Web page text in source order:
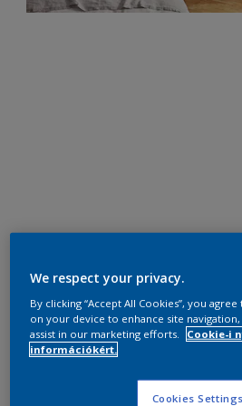
We respect your privacy.
By clicking “Accept All Cookies”, you
on your device to enhance site navigation,
assist in our marketing efforts.
Cookie-i
információkért.
Cookies Settings